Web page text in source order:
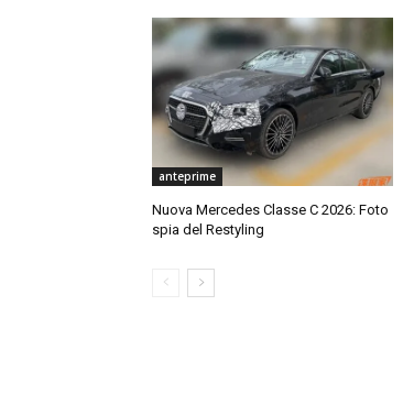
anteprime
Nuova Mercedes Classe C 2026: Foto
spia del Restyling